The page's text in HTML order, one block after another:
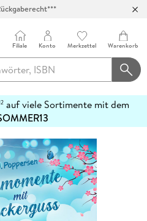
Filiale Konto Merkzettel Warenkorb
auf viele Sortimente mit dem